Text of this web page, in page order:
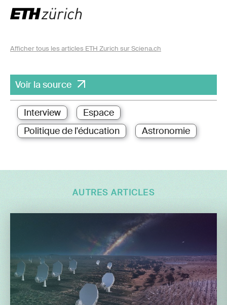
Afficher tous les articles ETH Zurich sur Sciena.ch
Voir la source
Interview
Espace
Politique de l'éducation
Astronomie
AUTRES ARTICLES